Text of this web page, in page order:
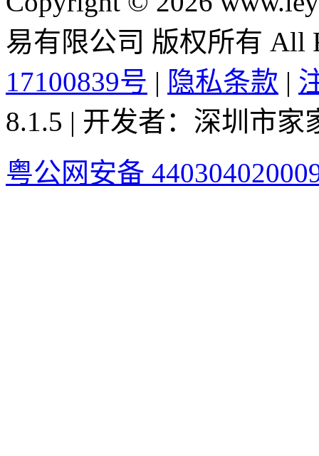
易有限公司 版权所有 All
17100839号 | 隐私条款 |
8.1.5 | 开发者：深圳市
粤公网安备